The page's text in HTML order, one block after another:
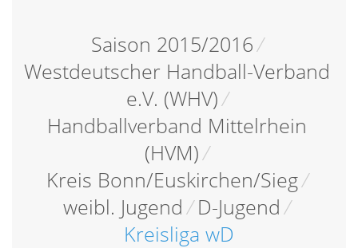
Saison 2015/2016/
Westdeutscher Handball-Verband
e.V. (WHV)/
Handballverband Mittelrhein
(HVM)/
Kreis Bonn/Euskirchen/Sieg/
weibl. Jugend / D-Jugend /
Kreisliga wD